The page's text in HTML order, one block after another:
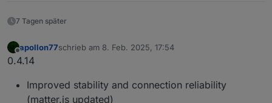
7 Tagen später
Offline
apollon77schrieb am 8. Feb. 2025, 17:54
zuletzt editiert von
0.4.14
Improved stability and connection reliability
(matter.js updated)